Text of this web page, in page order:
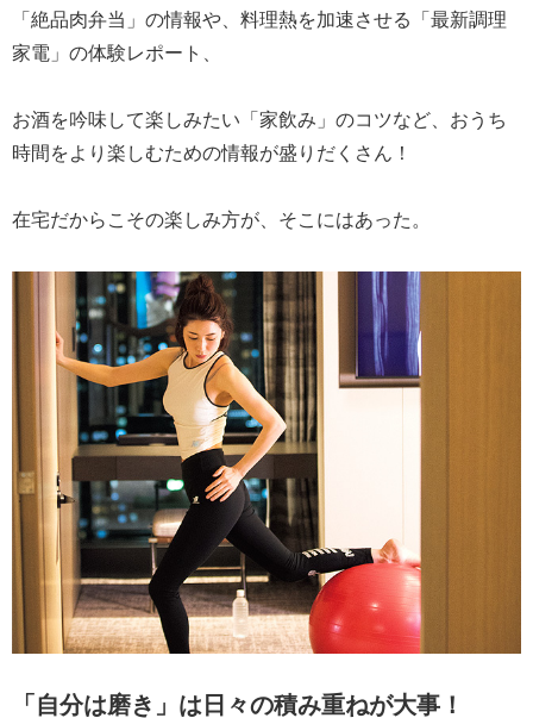
「絶品肉弁当」の情報や、料理熱を加速させる「最新調理
家電」の体験レポート、
お酒を吟味して楽しみたい「家飲み」のコツなど、おうち
時間をより楽しむための情報が盛りだくさん！
在宅だからこその楽しみ方が、そこにはあった。
「自分は磨き」は日々の積み重ねが大事！